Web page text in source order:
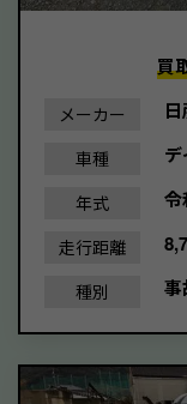
買
メーカー
車種
年式 令
走行距離
種別 事